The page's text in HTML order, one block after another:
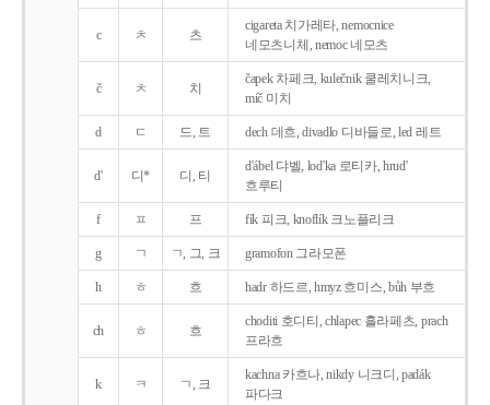
c ㅊ 츠
cigareta 치가레타, nemocnice
네모츠니체, nemoc 네모츠
č ㅊ 치
čapek 차페크, kulečnik 쿨레치니크,
míč 미치
d ㄷ 드, 트 dech 데흐, divadlo 디바들로, led 레트
d' 디* 디, 티
d'ábel 댜벨, lod'ka 로티카, hrud'
흐루티
f ㅍ 프 fík 피크, knoflík 크노플리크
g ㄱ ㄱ, 그, 크 gramofon 그라모폰
h ㅎ 흐 hadr 하드르, hmyz 흐미스, bůh 부흐
ch ㅎ 흐
choditi 호디티, chlapec 흘라페츠, prach
프라흐
k ㅋ ㄱ, 크
kachna 카흐나, nikdy 니크디, padák
파다크